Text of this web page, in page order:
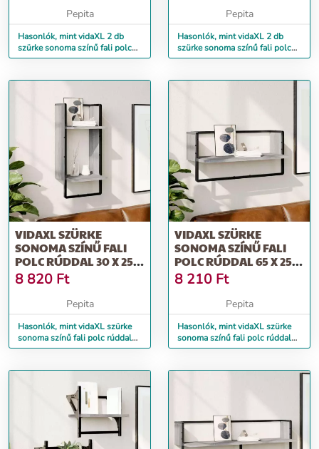
Pepita
Hasonlók, mint vidaXL 2 db
szürke sonoma színű fali polc
rúddal 65 x 25 x 30 cm
Pepita
Hasonlók, mint vidaXL 2 db
szürke sonoma színű fali polc
rúddal 20 x 25 x 30 cm
VIDAXL SZÜRKE
SONOMA SZÍNŰ FALI
POLC RÚDDAL 30 X 25 X
65 CM
8 820 Ft
Pepita
Hasonlók, mint vidaXL szürke
sonoma színű fali polc rúddal
30 x 25 x 65 cm
VIDAXL SZÜRKE
SONOMA SZÍNŰ FALI
POLC RÚDDAL 65 X 25 X
30 CM
8 210 Ft
Pepita
Hasonlók, mint vidaXL szürke
sonoma színű fali polc rúddal
65 x 25 x 30 cm